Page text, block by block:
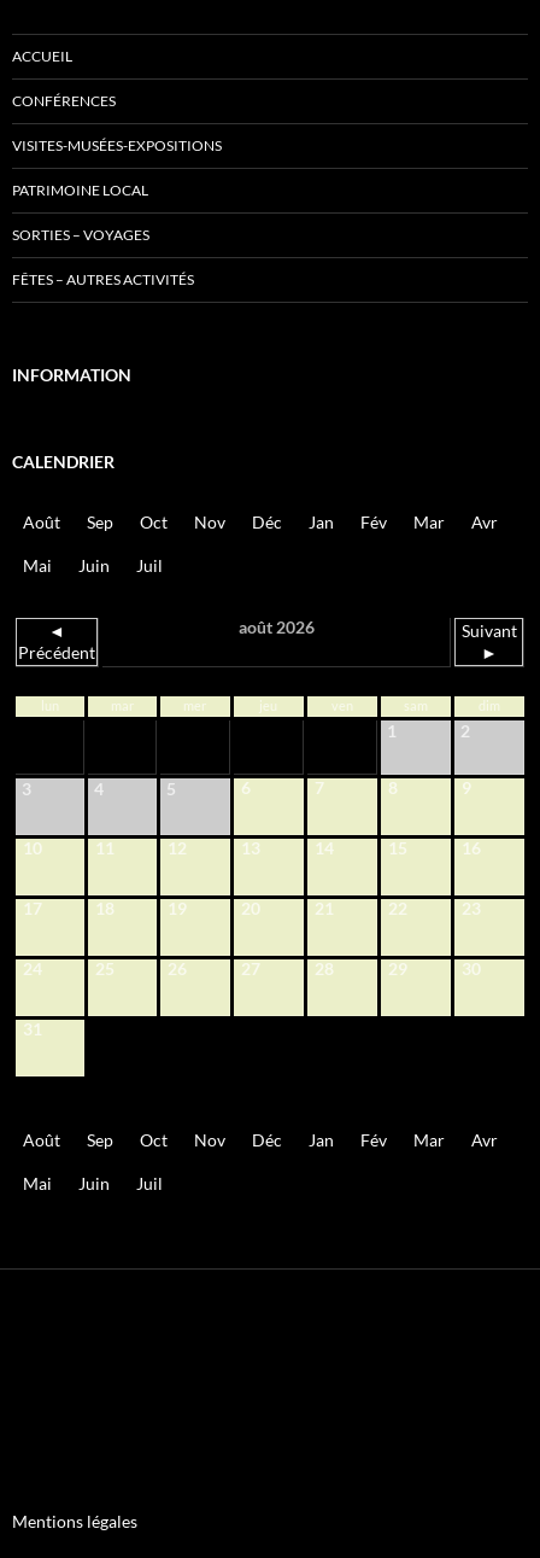
ACCUEIL
CONFÉRENCES
VISITES-MUSÉES-EXPOSITIONS
PATRIMOINE LOCAL
SORTIES – VOYAGES
FÊTES – AUTRES ACTIVITÉS
INFORMATION
CALENDRIER
Août Sep Oct Nov Déc Jan Fév Mar Avr
Mai Juin Juil
◄
Précédent
août 2026
Suivant
►
lun mar mer jeu ven sam dim
1 2
3 4 5 6 7 8 9
10 11 12 13 14 15 16
17 18 19 20 21 22 23
24 25 26 27 28 29 30
31
Août Sep Oct Nov Déc Jan Fév Mar Avr
Mai Juin Juil
Mentions légales